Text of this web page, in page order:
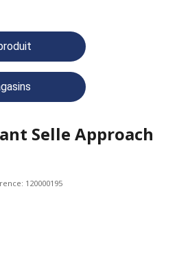
Selle Approach
120000195